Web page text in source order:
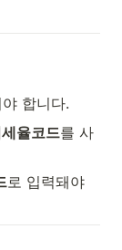
야 합니다.
율코드를 사
로 입력돼야